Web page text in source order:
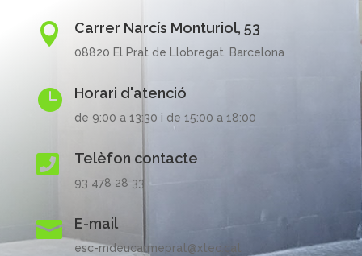
 Carrer Narcís Monturiol, 53
08820 El Prat de Llobregat, Barcelona
 Horari d'atenció
de 9:00 a 13:30 i de 15:00 a 18:00
 Telèfon contacte
93 478 28 33
 E-mail
esc-mdeucarmeprat@xtec.cat